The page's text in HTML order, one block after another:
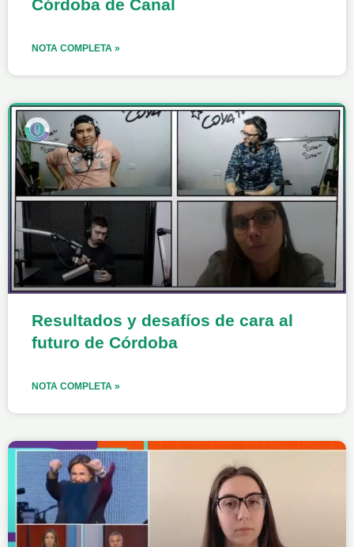
Córdoba de Canal
NOTA COMPLETA »
Resultados y desafíos de cara al
futuro de Córdoba
NOTA COMPLETA »